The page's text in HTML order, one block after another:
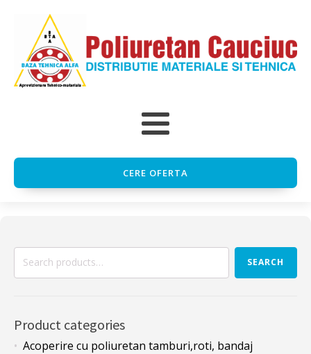
CERE OFERTA
Search
SEARCH
Product categories
Acoperire cu poliuretan tamburi,roti, bandaj